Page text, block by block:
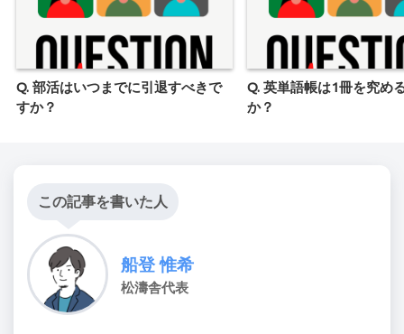
Q. 部活はいつまでに引退すべきで
すか？
Q. 英単語帳は1冊を究め
か？
この記事を書いた人
船登 惟希
松濤舎代表